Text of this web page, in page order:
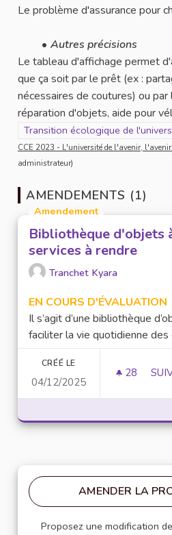
Le problème d'assurance pour
Autres précisions
Le tableau d'affichage permet
que ça soit par le prêt (ex :
nécessaires de coutures) ou par
réparation d'objets, aide pour
Filtrer les résultats pour le
Transition écologique de
CCE 2023 - L'université de l'avenir,
administrateur)
AMENDEMENTS (1)
Amendement
Bibliothèque d'objets
services à rendre
Tranchet Kyara
EN COURS D'ÉVALUATION
Il s’agit d’une bibliothèque
faciliter la vie quotidienne des
CRÉÉ LE
04/12/2025
28 28
AMENDER LA
Proposez une modification